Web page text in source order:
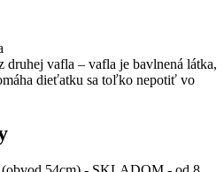
druhej vafla – vafla je bavlnená látka,
dieťatku sa toľko nepotiť vo